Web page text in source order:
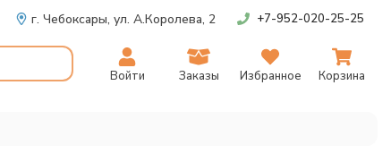
г. Чебоксары, ул. А.Королева, 2 +7-952-020-25-25
Войти Заказы Избранное Корзина